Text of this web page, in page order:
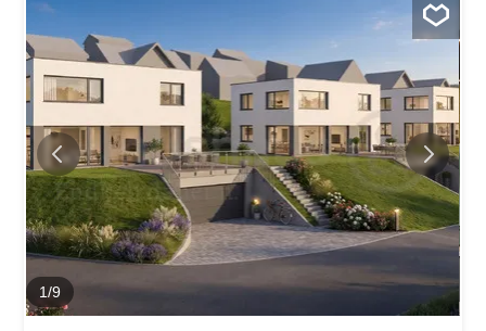
Bedürfnisse bietet. Zudem können Sie Ihre Wünsche und
Vorstellungen in den Innenausbau integrieren. Der grosse
Wohn- und Essbereich bietet viel Platz für Ihre
individuellen Einrichtungsideen. Die grossflächigen,
modernen Fenster im ganzen Haus sorgen für den
idealen Lichteinfluss und sorgen für ein herrlich offenes
Wohngefühl. Dieses Projekt besticht mit besonders vielen
Vorteilen: Neubauprojekt in Massivbauweise zum
optimalen Preis-/ Leistungsverhältnis 4 freistehende
Einfamilienhäuser Vollunterkellerung ausgebaut mit
separatem Studio Generationenhaus mit
Zukunftspotenzial – Das intelligente Wohnkonzept...
1/9